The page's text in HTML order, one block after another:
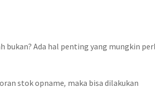
bukan? Ada hal penting yang mungkin
stok opname, maka bisa dilakukan